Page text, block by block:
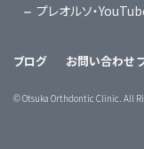
プレオルソ・
ブログ お問い合わせ
©Otsuka Orthdontic Clinic. All